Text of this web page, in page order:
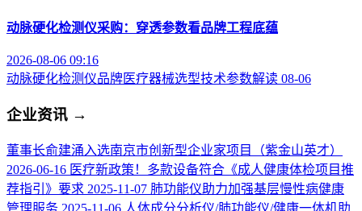
动脉硬化检测仪采购：穿透参数看品牌工程底蕴
2026-08-06 09:16
动脉硬化检测仪品牌医疗器械选型技术参数解读 08-06
企业资讯 →
董事长俞建涌入选南京市创新型企业家项目（紫金山英才）
2026-06-16 医疗新政策！多款设备符合《成人健康体检项目推
荐指引》要求 2025-11-07 肺功能仪助力加强基层慢性病健康
管理服务 2025-11-06 人体成分分析仪/肺功能仪/健康一体机助